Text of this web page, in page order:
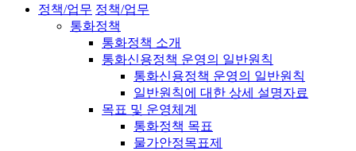
정책/업무 정책/업무
통화정책
통화정책 소개
통화신용정책 운영의 일반원칙
통화신용정책 운영의 일반원칙
일반원칙에 대한 상세 설명자료
목표 및 운영체계
통화정책 목표
물가안정목표제